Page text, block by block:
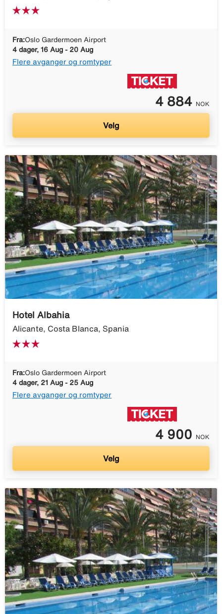
Fra:Oslo Gardermoen Airport
4 dager, 16 Aug - 20 Aug
Flere avganger og romtyper
4 884 NOK
Velg
Hotel Albahia
Alicante, Costa Blanca, Spania
Fra:Oslo Gardermoen Airport
4 dager, 21 Aug - 25 Aug
Flere avganger og romtyper
4 900 NOK
Velg